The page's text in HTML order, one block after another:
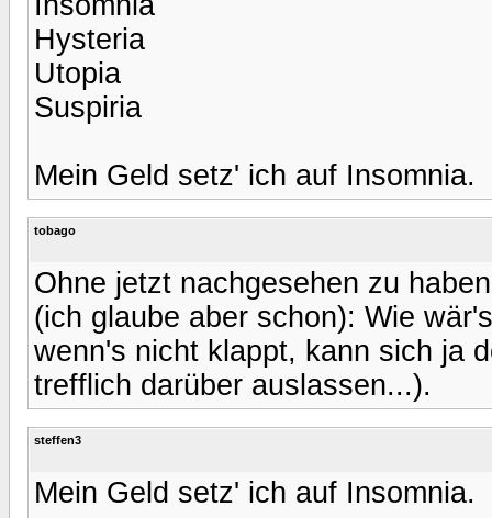
Hysteria
Utopia
Suspiria
Mein Geld setz' ich auf Insomnia.
tobago
Ohne jetzt nachgesehen zu
(ich glaube aber schon): Wie
wenn's nicht klappt, kann sich ja
trefflich darüber auslassen...).
steffen3
Mein Geld setz' ich auf Insomnia.